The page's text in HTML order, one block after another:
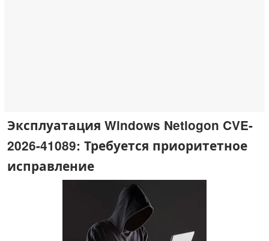
Эксплуатация Windows Netlogon CVE-
2026-41089: Требуется приоритетное
исправление